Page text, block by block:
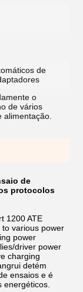
de
o
de vários
alimentação.
de
protocolos
1200 ATE
various power
power
driver power
charging
detém
ensaios e é